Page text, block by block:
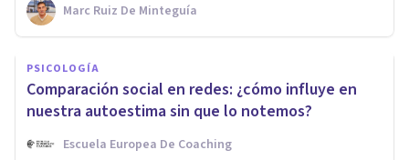
Marc Ruiz De Minteguía
PSICOLOGÍA
Comparación social en redes: ¿cómo influye en
nuestra autoestima sin que lo notemos?
Escuela Europea De Coaching